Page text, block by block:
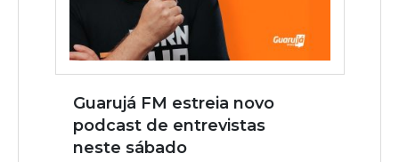
Guarujá FM estreia novo
podcast de entrevistas
neste sábado